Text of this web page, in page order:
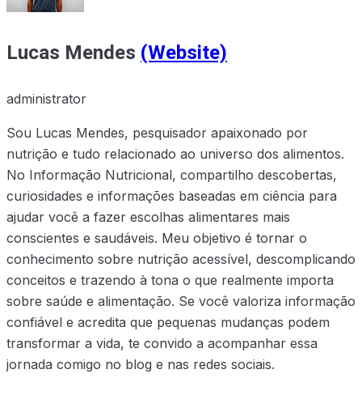
Lucas Mendes (Website)
administrator
Sou Lucas Mendes, pesquisador apaixonado por
nutrição e tudo relacionado ao universo dos alimentos.
No Informação Nutricional, compartilho descobertas,
curiosidades e informações baseadas em ciência para
ajudar você a fazer escolhas alimentares mais
conscientes e saudáveis. Meu objetivo é tornar o
conhecimento sobre nutrição acessível, descomplicando
conceitos e trazendo à tona o que realmente importa
sobre saúde e alimentação. Se você valoriza informação
confiável e acredita que pequenas mudanças podem
transformar a vida, te convido a acompanhar essa
jornada comigo no blog e nas redes sociais.